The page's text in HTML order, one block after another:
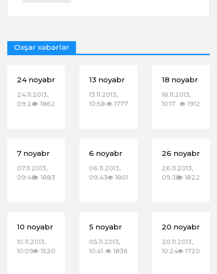
Oxşar xəbərlər
24 noyabr
24.11.2013,
09:24 1862
13 noyabr
13.11.2013,
10:58
1777
18 noyabr
18.11.2013,
10:17
1912
7 noyabr
07.11.2013,
09:46 1883
6 noyabr
06.11.2013,
09:43
1801
26 noyabr
26.11.2013,
09:38 1822
10 noyabr
10.11.2013,
10:09
1520
5 noyabr
05.11.2013,
10:41
1836
20 noyabr
20.11.2013,
10:24
1720